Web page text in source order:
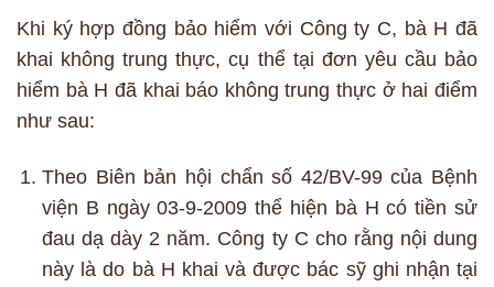
Khi ký hợp đồng bảo hiểm với Công ty C, bà H đã
khai không trung thực, cụ thể tại đơn yêu cầu bảo
hiểm bà H đã khai báo không trung thực ở hai điểm
như sau:
Theo Biên bản hội chẩn số 42/BV-99 của Bệnh
viện B ngày 03-9-2009 thể hiện bà H có tiền sử
đau dạ dày 2 năm. Công ty C cho rằng nội dung
này là do bà H khai và được bác sỹ ghi nhận tại